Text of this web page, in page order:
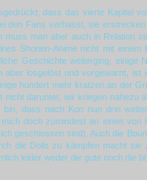
dass das vierte Kapitel
den Fans verhasst, sie
muss man aber auch in Relation
Shonen-Anime nicht mit
Geschichte weiterging, einige
aber losgelöst und vorgewarnt,
hundert mehr kratzen an der
nicht darunter, wir kriegen nahezu
dass nach Kon nun drei
doch zumindest an einen von
geschlossen sind). Auch die
die Dolls zu kämpfen macht
leider weder die gute noch die